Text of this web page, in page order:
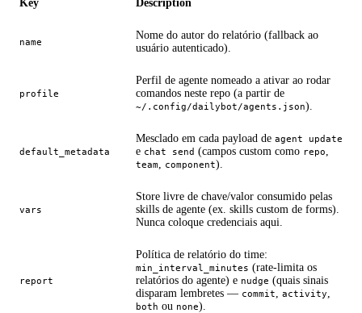
Key Description
name
Nome do autor do relatório (fallback ao
usuário autenticado).
profile
Perfil de agente nomeado a ativar ao rodar
comandos neste repo (a partir de
~/.config/dailybot/agents.json).
default_metadata
Mesclado em cada payload de agent update
e chat send (campos custom como repo
team component).
vars
Store livre de chave/valor consumido pelas
skills de agente (ex. skills custom de forms).
Nunca coloque credenciais aqui.
report
Política de relatório do time:
min_interval_minutes (rate-limita os
relatórios do agente) e nudge (quais sinais
disparam lembretes — commit activity
both ou none).